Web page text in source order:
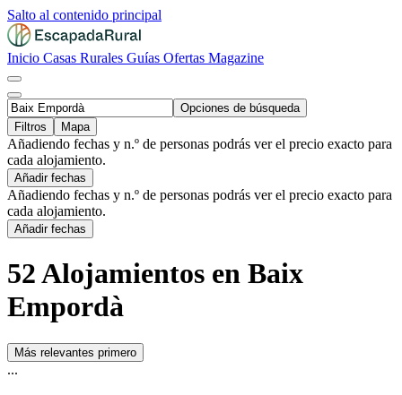
Salto al contenido principal
Inicio Casas Rurales Guías Ofertas Magazine
Opciones de búsqueda
Filtros
Mapa
Añadiendo fechas y n.º de personas podrás ver el precio exacto para
cada alojamiento.
Añadir fechas
Añadiendo fechas y n.º de personas podrás ver el precio exacto para
cada alojamiento.
Añadir fechas
52 Alojamientos en Baix
Empordà
Más relevantes primero
...